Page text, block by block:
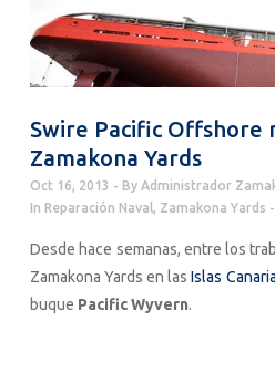
Swire Pacific Offshore
Zamakona Yards
Oct 16, 2013 By Administrador
In Reparación Naval, Zamakona Yards
Desde hace semanas, entre los
Zamakona Yards en lasIslas
buque Pacific Wyvern.